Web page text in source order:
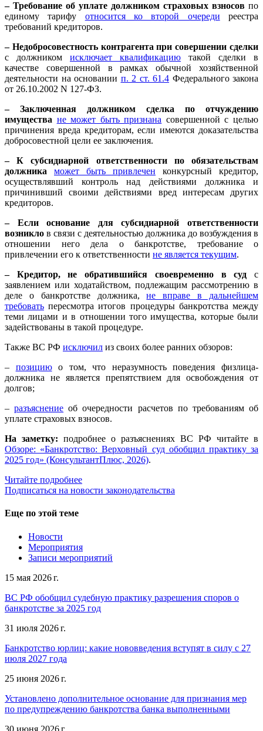
– Требование об уплате должником страховых взносов по
единому тарифу относится ко второй очереди реестра
требований кредиторов.
– Недобросовестность контрагента при совершении сделки
с должником исключает квалификацию такой сделки в
качестве совершенной в рамках обычной хозяйственной
деятельности на основании п. 2 ст. 61.4 Федерального закона
от 26.10.2002 N 127-ФЗ.
– Заключенная должником сделка по отчуждению
имущества не может быть признана совершенной с целью
причинения вреда кредиторам, если имеются доказательства
добросовестной цели ее заключения.
– К субсидиарной ответственности по обязательствам
должника
может быть привлечен конкурсный кредитор,
осуществлявший контроль над действиями должника и
причинивший своими действиями вред интересам других
кредиторов.
– Если основание для субсидиарной ответственности
возникло в связи с деятельностью должника до возбуждения в
отношении него дела о банкротстве, требование о
привлечении его к ответственности не является текущим.
– Кредитор, не обратившийся своевременно в суд с
заявлением или ходатайством, подлежащим рассмотрению в
деле о банкротстве должника,не вправе в дальнейшем
требовать пересмотра итогов процедуры банкротства между
теми лицами и в отношении того имущества, которые были
задействованы в такой процедуре.
Также ВС РФ исключил из своих более ранних обзоров:
– позициюо том, что неразумность поведения физлица-
должника не является препятствием для освобождения от
долгов;
–разъяснение об очередности расчетов по требованиям об
уплате страховых взносов.
На заметку: подробнее о разъяснениях ВС РФ читайте в
Обзоре: «Банкротство: Верховный суд обобщил практику за
2025 год» (КонсультантПлюс, 2026).
Читайте подробнее
Подписаться на новости законодательства
Еще по этой теме
Новости
Мероприятия
Записи мероприятий
15 мая 2026 г.
ВС РФ обобщил судебную практику разрешения споров о
банкротстве за 2025 год
31 июля 2026 г.
Банкротство юрлиц: какие нововведения вступят в силу с 27
июля 2027 года
25 июня 2026 г.
Установлено дополнительное основание для признания мер
по предупреждению банкротства банка выполненными
30 июня 2026 г.